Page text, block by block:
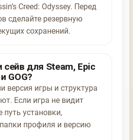
Creed: Odyssey. Перед
сделайте резервную
сохранений.
сейв для Steam, Epic
GOG?
версия игры и структура
Если игра не видит
путь установки,
профиля и версию